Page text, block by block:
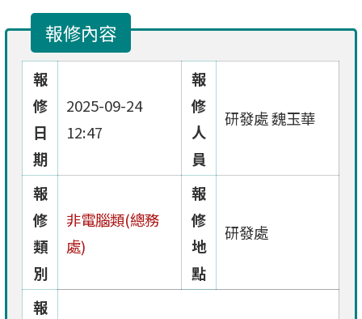
報修內容
報
修
日
期
2025-09-24
12:47
報
修
人
員
研發處 魏玉華
報
修
類
別
非電腦類(總務
處)
報
修
地
點
研發處
報